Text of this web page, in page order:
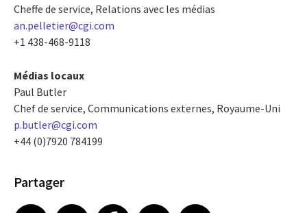
Cheffe de service, Relations avec les médias
an.pelletier@cgi.com
+1 438-468-9118
Médias locaux
Paul Butler
Chef de service, Communications externes, Royaume-Uni
p.butler@cgi.com
+44 (0)7920 784199
Partager